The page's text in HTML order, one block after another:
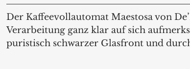
Der Kaffeevollautomat Maestosa von
Verarbeitung ganz klar auf sich
puristisch schwarzer Glasfront und